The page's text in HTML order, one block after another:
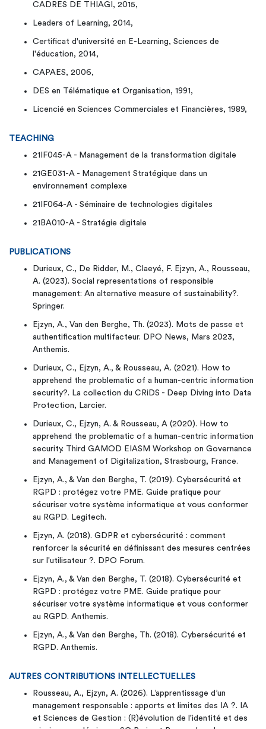
CADRES DE THIAGI, 2015,
Leaders of Learning, 2014,
Certificat d'université en E-Learning, Sciences de
l'éducation, 2014,
CAPAES, 2006,
DES en Télématique et Organisation, 1991,
Licencié en Sciences Commerciales et Financières, 1989,
TEACHING
21IF045-A - Management de la transformation digitale
21GE031-A - Management Stratégique dans un
environnement complexe
21IF064-A - Séminaire de technologies digitales
21BA010-A - Stratégie digitale
PUBLICATIONS
Durieux, C., De Ridder, M., Claeyé, F. Ejzyn, A., Rousseau,
A. (2023). Social representations of responsible
management: An alternative measure of sustainability?.
Springer.
Ejzyn, A., Van den Berghe, Th. (2023). Mots de passe et
authentification multifacteur. DPO News, Mars 2023,
Anthemis.
Durieux, C., Ejzyn, A., & Rousseau, A. (2021). How to
apprehend the problematic of a human-centric information
security?. La collection du CRiDS - Deep Diving into Data
Protection, Larcier.
Durieux, C., Ejzyn, A. & Rousseau, A (2020). How to
apprehend the problematic of a human-centric information
security. Third GAMOD EIASM Workshop on Governance
and Management of Digitalization, Strasbourg, France.
Ejzyn, A., & Van den Berghe, T. (2019). Cybersécurité et
RGPD : protégez votre PME. Guide pratique pour
sécuriser votre système informatique et vous conformer
au RGPD. Legitech.
Ejzyn, A. (2018). GDPR et cybersécurité : comment
renforcer la sécurité en définissant des mesures centrées
sur l'utilisateur ?. DPO Forum.
Ejzyn, A., & Van den Berghe, T. (2018). Cybersécurité et
RGPD : protégez votre PME. Guide pratique pour
sécuriser votre système informatique et vous conformer
au RGPD. Anthemis.
Ejzyn, A., & Van den Berghe, Th. (2018). Cybersécurité et
RGPD. Anthemis.
AUTRES CONTRIBUTIONS INTELLECTUELLES
Rousseau, A., Ejzyn, A. (2026). L’apprentissage d’un
management responsable : apports et limites des IA ?. IA
et Sciences de Gestion : (R)évolution de l'identité et des